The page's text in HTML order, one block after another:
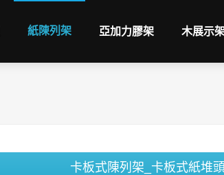
紙陳列架 亞加力膠架 木展示
卡板式陳列架_卡板式紙堆